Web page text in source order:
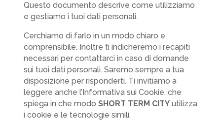
Questo documento descrive come utilizziamo
e gestiamo i tuoi dati personali.
Cerchiamo di farlo in un modo chiaro e
comprensibile. Inoltre ti indicheremo i recapiti
necessari per contattarci in caso di domande
sui tuoi dati personali. Saremo sempre a tua
disposizione per risponderti. Ti invitiamo a
leggere anche l’Informativa sui Cookie, che
spiega in che modo SHORT TERM CITYutilizza
i cookie e le tecnologie simili.